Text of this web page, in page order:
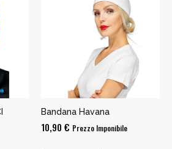
Bandana Havana
10,90 € Prezzo Imponibile